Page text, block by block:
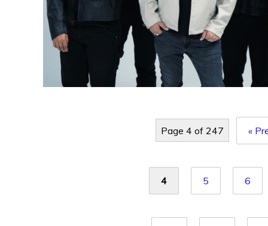
Page 4 of 247 «
4 5 6